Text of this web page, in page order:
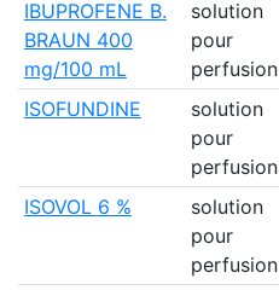
IBUPROFENE B.
BRAUN 400
mg/100 mL
solution
pour
perfusion
ISOFUNDINE
solution
pour
perfusion
ISOVOL 6 %
solution
pour
perfusion